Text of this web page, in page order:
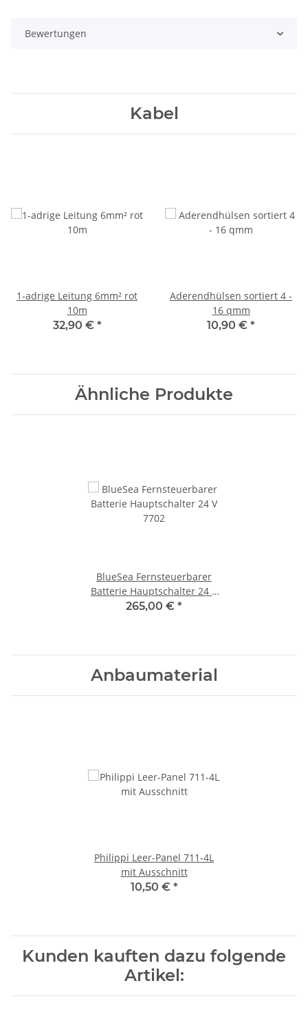
Bewertungen
Kabel
1-adrige Leitung 6mm² rot
10m
32,90 € *
Aderendhülsen sortiert 4 -
16 qmm
10,90 € *
Ähnliche Produkte
BlueSea Fernsteuerbarer
Batterie Hauptschalter 24 V
7702
265,00 € *
Anbaumaterial
Philippi Leer-Panel 711-4L
mit Ausschnitt
10,50 € *
Kunden kauften dazu folgende
Artikel: